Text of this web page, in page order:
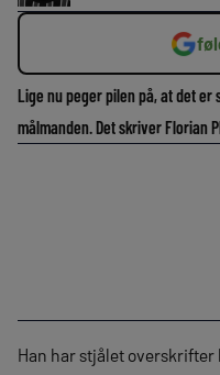
Lige nu peger pilen på, at det er
målmanden. Det skriver Florian
Han har stjålet overskrifter